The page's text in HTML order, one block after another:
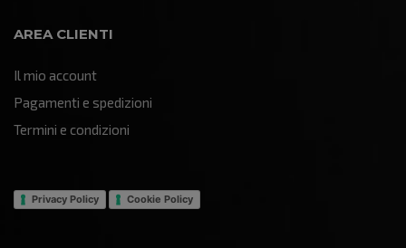
AREA CLIENTI
Il mio account
Pagamenti e spedizioni
Termini e condizioni
Privacy Policy Cookie Policy